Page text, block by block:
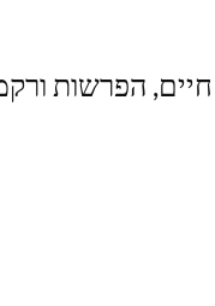
הפרשות